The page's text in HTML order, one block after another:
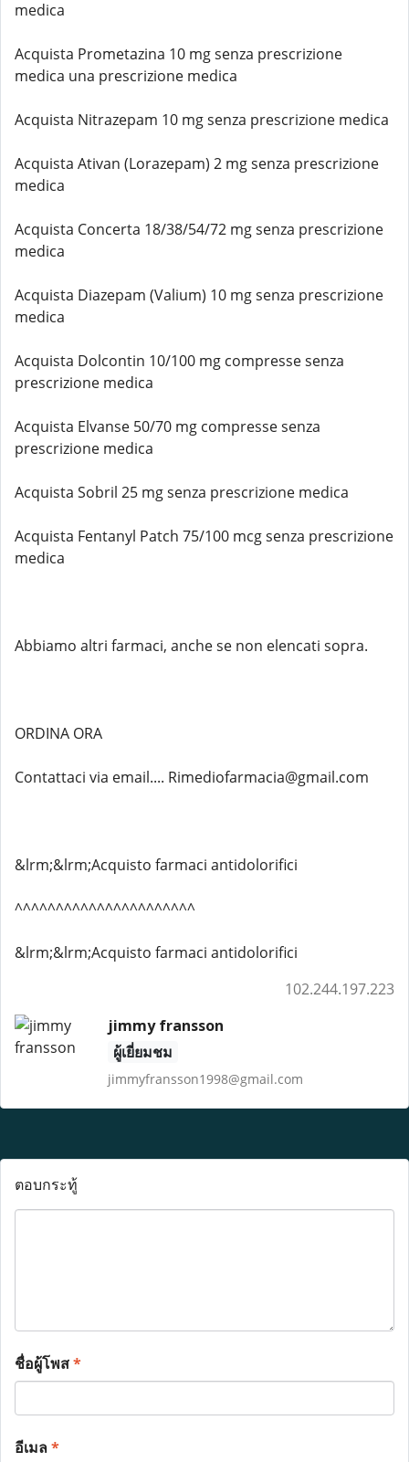
medica
Acquista Prometazina 10 mg senza prescrizione
medica una prescrizione medica
Acquista Nitrazepam 10 mg senza prescrizione medica
Acquista Ativan (Lorazepam) 2 mg senza prescrizione
medica
Acquista Concerta 18/38/54/72 mg senza prescrizione
medica
Acquista Diazepam (Valium) 10 mg senza prescrizione
medica
Acquista Dolcontin 10/100 mg compresse senza
prescrizione medica
Acquista Elvanse 50/70 mg compresse senza
prescrizione medica
Acquista Sobril 25 mg senza prescrizione medica
Acquista Fentanyl Patch 75/100 mcg senza prescrizione
medica
Abbiamo altri farmaci, anche se non elencati sopra.
ORDINA ORA
Contattaci via email.... Rimediofarmacia@gmail.com
&lrm;&lrm;Acquisto farmaci antidolorifici
^^^^^^^^^^^^^^^^^^^^^^
&lrm;&lrm;Acquisto farmaci antidolorifici
102.244.197.223
jimmy fransson
ผู้เยี่ยมชม
jimmyfransson1998@gmail.com
ตอบกระทู้
ชื่อผู้โพส*
อีเมล*